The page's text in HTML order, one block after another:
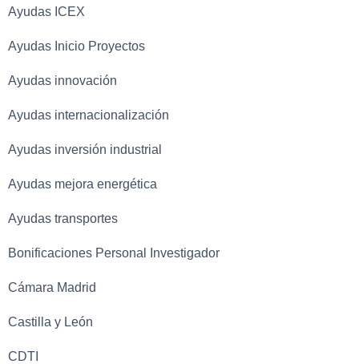
Ayudas ICEX
Ayudas Inicio Proyectos
Ayudas innovación
Ayudas internacionalización
Ayudas inversión industrial
Ayudas mejora energética
Ayudas transportes
Bonificaciones Personal Investigador
Cámara Madrid
Castilla y León
CDTI